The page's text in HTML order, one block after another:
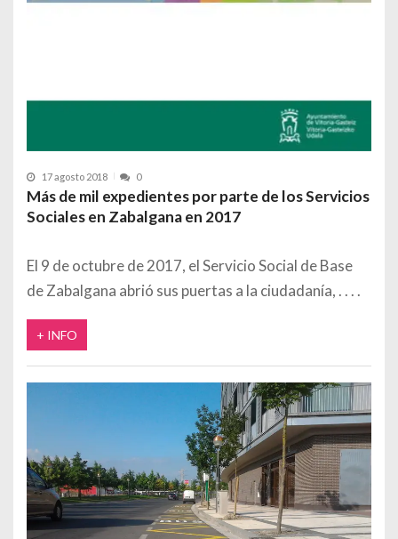
17 agosto 2018 0
Más de mil expedientes por parte de los Servicios
Sociales en Zabalgana en 2017
El 9 de octubre de 2017, el Servicio Social de Base
de Zabalgana abrió sus puertas a la ciudadanía,
+ INFO